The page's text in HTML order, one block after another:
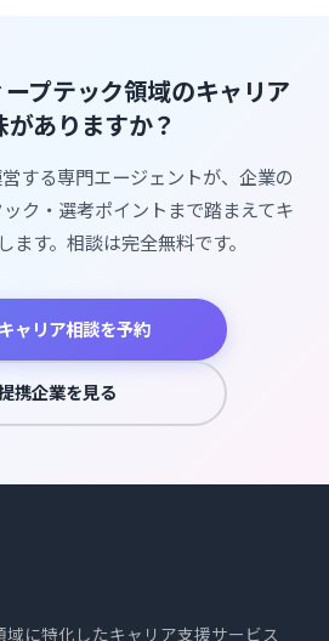
プテック領域のキャリア
がありますか？
する専門エージェントが、企業の
ク・選考ポイントまで踏まえてキ
ます。相談は完全無料です。
ャリア相談を予約
携企業を見る
域に特化したキャリア支援サービス